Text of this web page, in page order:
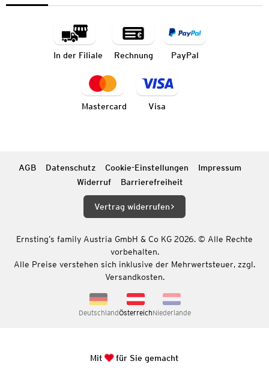
In der Filiale Rechnung PayPal
Mastercard Visa
AGB Datenschutz Cookie-Einstellungen
Impressum
Widerruf
Barrierefreiheit
Vertrag widerrufen
Ernsting’s family Austria GmbH & Co KG 2026. © Alle Rechte
vorbehalten.
Alle Preise verstehen sich inklusive der Mehrwertsteuer, zzgl.
Versandkosten.
DeutschlandÖsterreichNiederlande
Mit für Sie gemacht